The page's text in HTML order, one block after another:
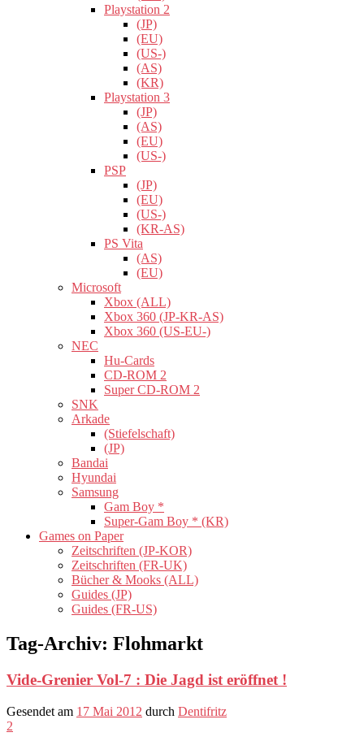
Playstation 2
(JP)
(EU)
(US-)
(AS)
(KR)
Playstation 3
(JP)
(AS)
(EU)
(US-)
PSP
(JP)
(EU)
(US-)
(KR-AS)
PS Vita
(AS)
(EU)
Microsoft
Xbox (ALL)
Xbox 360 (JP-KR-AS)
Xbox 360 (US-EU-)
NEC
Hu-Cards
CD-ROM 2
Super CD-ROM 2
SNK
Arkade
(Stiefelschaft)
(JP)
Bandai
Hyundai
Samsung
Gam Boy *
Super-Gam Boy * (KR)
Games on Paper
Zeitschriften (JP-KOR)
Zeitschriften (FR-UK)
Bücher & Mooks (ALL)
Guides (JP)
Guides (FR-US)
Tag-Archiv: Flohmarkt
Vide-Grenier Vol-7 : Die Jagd ist eröffnet !
Gesendet am 17 Mai 2012 durch Dentifritz
2